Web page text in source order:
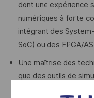
dont une expérience
numériques à forte
intégrant des
SoC) ou des FPGA/
Une maîtrise des
que des outils de